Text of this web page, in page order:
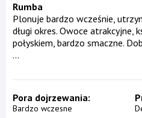
Rumba
Plonuje bardzo wcześnie,
długi okres. Owoce atrakcyjne,
połyskiem, bardzo smaczne.
...
Pora dojrzewania
Bardzo wczesne